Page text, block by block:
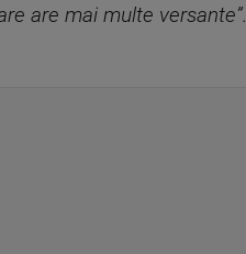
are mai multe versante”.